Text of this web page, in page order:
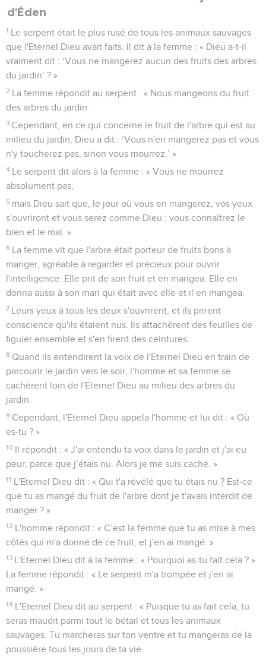
d'Éden
1 Le serpent était le plus rusé de tous les animaux sauvages
que l'Eternel Dieu avait faits. Il dit à la femme : « Dieu a-t-il
vraiment dit : ‘Vous ne mangerez aucun des fruits des arbres
du jardin’ ? »
2 La femme répondit au serpent : « Nous mangeons du fruit
des arbres du jardin.
3 Cependant, en ce qui concerne le fruit de l'arbre qui est au
milieu du jardin, Dieu a dit : ‘Vous n'en mangerez pas et vous
n'y toucherez pas, sinon vous mourrez.’ »
4 Le serpent dit alors à la femme : « Vous ne mourrez
absolument pas,
5 mais Dieu sait que, le jour où vous en mangerez, vos yeux
s'ouvriront et vous serez comme Dieu : vous connaîtrez le
bien et le mal. »
6 La femme vit que l'arbre était porteur de fruits bons à
manger, agréable à regarder et précieux pour ouvrir
l'intelligence. Elle prit de son fruit et en mangea. Elle en
donna aussi à son mari qui était avec elle et il en mangea.
7 Leurs yeux à tous les deux s'ouvrirent, et ils prirent
conscience qu'ils étaient nus. Ils attachèrent des feuilles de
figuier ensemble et s'en firent des ceintures.
8 Quand ils entendirent la voix de l'Eternel Dieu en train de
parcourir le jardin vers le soir, l'homme et sa femme se
cachèrent loin de l'Eternel Dieu au milieu des arbres du
jardin.
9 Cependant, l'Eternel Dieu appela l'homme et lui dit : « Où
es-tu ? »
10 Il répondit : « J'ai entendu ta voix dans le jardin et j'ai eu
peur, parce que j’étais nu. Alors je me suis caché. »
11 L'Eternel Dieu dit : « Qui t'a révélé que tu étais nu ? Est-ce
que tu as mangé du fruit de l'arbre dont je t'avais interdit de
manger ? »
12 L'homme répondit : « C’est la femme que tu as mise à mes
côtés qui m'a donné de ce fruit, et j'en ai mangé. »
13 L'Eternel Dieu dit à la femme : « Pourquoi as-tu fait cela ? »
La femme répondit : « Le serpent m'a trompée et j'en ai
mangé. »
14 L'Eternel Dieu dit au serpent : « Puisque tu as fait cela, tu
seras maudit parmi tout le bétail et tous les animaux
sauvages. Tu marcheras sur ton ventre et tu mangeras de la
poussière tous les jours de ta vie.